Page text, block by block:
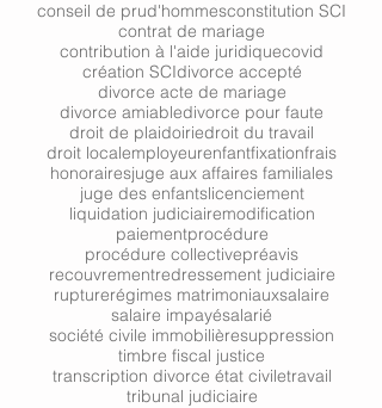
conseil de prud'hommesconstitution SCI
contrat de mariage
contribution à l'aide juridiquecovid
création SCIdivorce accepté
divorce acte de mariage
divorce amiabledivorce pour faute
droit de plaidoiriedroit du travail
droit localemployeurenfantfixationfrais
honorairesjuge aux affaires familiales
juge des enfantslicenciement
liquidation judiciairemodification
paiementprocédure
procédure collectivepréavis
recouvrementredressement judiciaire
rupturerégimes matrimoniauxsalaire
salaire impayésalarié
société civile immobilièresuppression
timbre fiscal justice
transcription divorce état civiletravail
tribunal judiciaire